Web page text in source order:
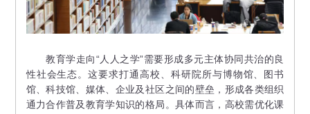
教育学走向“人人之学”需要形成多元主体协同共治的良
性社会生态。这要求打通高校、科研院所与博物馆、图书
馆、科技馆、媒体、企业及社区之间的壁垒，形成各类组织
通力合作普及教育学知识的格局。具体而言，高校需优化课